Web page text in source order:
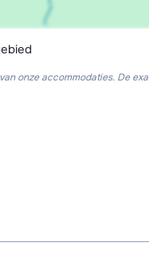
onze accommodaties. De